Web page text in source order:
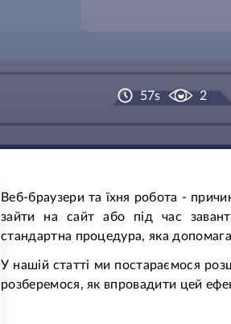
57s 2
Веб-браузери та їхня робота -
зайти на сайт або під час
стандартна процедура, яка
У нашій статті ми постараємося
розберемося, як впровадити цей